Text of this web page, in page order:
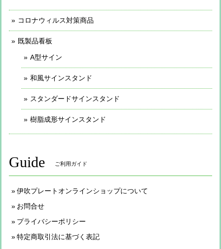
コロナウィルス対策商品
既製品看板
A型サイン
和風サインスタンド
スタンダードサインスタンド
樹脂成形サインスタンド
Guide ご利用ガイド
伊吹プレートオンラインショップについて
お問合せ
プライバシーポリシー
特定商取引法に基づく表記